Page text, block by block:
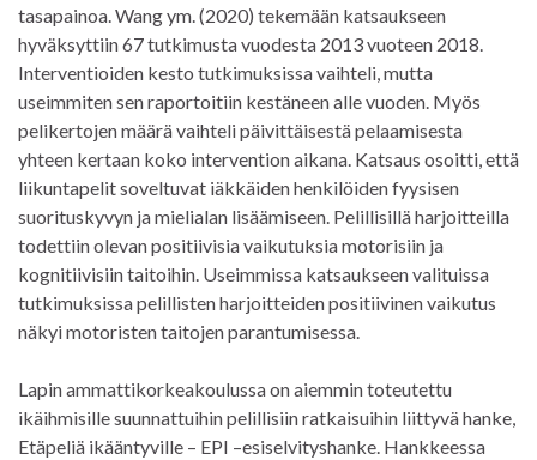
tasapainoa. Wang ym. (2020) tekemään katsaukseen
hyväksyttiin 67 tutkimusta vuodesta 2013 vuoteen 2018.
Interventioiden kesto tutkimuksissa vaihteli, mutta
useimmiten sen raportoitiin kestäneen alle vuoden. Myös
pelikertojen määrä vaihteli päivittäisestä pelaamisesta
yhteen kertaan koko intervention aikana. Katsaus osoitti, että
liikuntapelit soveltuvat iäkkäiden henkilöiden fyysisen
suorituskyvyn ja mielialan lisäämiseen. Pelillisillä harjoitteilla
todettiin olevan positiivisia vaikutuksia motorisiin ja
kognitiivisiin taitoihin. Useimmissa katsaukseen valituissa
tutkimuksissa pelillisten harjoitteiden positiivinen vaikutus
näkyi motoristen taitojen parantumisessa.
Lapin ammattikorkeakoulussa on aiemmin toteutettu
ikäihmisille suunnattuihin pelillisiin ratkaisuihin liittyvä hanke,
Etäpeliä ikääntyville – EPI –esiselvityshanke. Hankkeessa